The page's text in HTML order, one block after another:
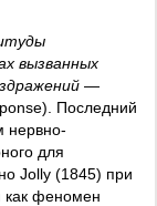
вызванных
—
Последний
нервно-
для
Jolly (1845) при
как феномен